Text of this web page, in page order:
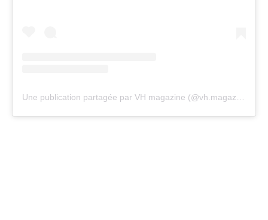
Une publication partagée par VH magazine (@vh.magazine)